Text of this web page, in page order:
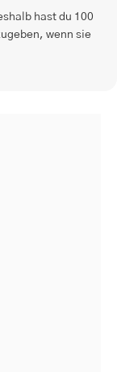
hast du 100
wenn sie